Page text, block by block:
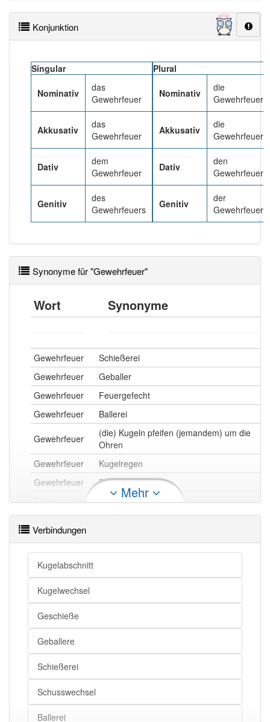
PowerIndex:5
Häufigkeit: 4 von 10
Wörter mit Endung-gewehrfeuer
Wörter mit Endung-gewehrfeuer
aber mit einem
anderen Artikeldas: 0
82% unserer Spielapp-Nutzer haben den Artikel
Konjunktion
Singular
Nominativ
das
Gewehrfeuer
Akkusativ
das
Gewehrfeuer
Dativ
dem
Gewehrfeuer
Genitiv
des
Gewehrfeuers
Plural
Nominativ
die
Gewehrfeuer
Akkusativ
die
Gewehrfeuer
Dativ
den
Gewehrfeuern
Genitiv
der
Gewehrfeuer
Synonyme für "Gewehrfeuer"
Wort Synonyme
Gewehrfeuer
Schießerei
Gewehrfeuer
Geballer
Gewehrfeuer
Feuergefecht
Gewehrfeuer
Ballerei
Gewehrfeuer
(die) Kugeln pfeifen (jemandem) um die
Ohren
Gewehrfeuer
Kugelregen
Gewehrfeuer
Beschuss
Gewehrfeuer
Kugelwechsel
Gewehrfeuer
Gewehrfeuer openthesaurus
Mehr
Verbindungen
Kugelabschnitt
Kugelwechsel
Geschieße
Geballere
Schießerei
Schusswechsel
Ballerei